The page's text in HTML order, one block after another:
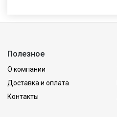
Полезное
О компании
Доставка и оплата
Контакты